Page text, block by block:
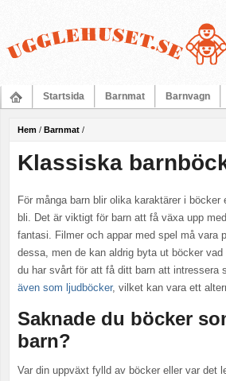
Startsida Barnmat Barnvagn
Hem / Barnmat /
Klassiska
För många barn blir olika karaktärer i
bli. Det är viktigt för barn att få växa upp
fantasi. Filmer och appar med spel må vara
dessa, men de kan aldrig byta ut böcker
du har svårt för att få ditt barn att
även som ljudböcker, vilket kan vara ett
Saknade du böcker
barn?
Var din uppväxt fylld av böcker eller var det